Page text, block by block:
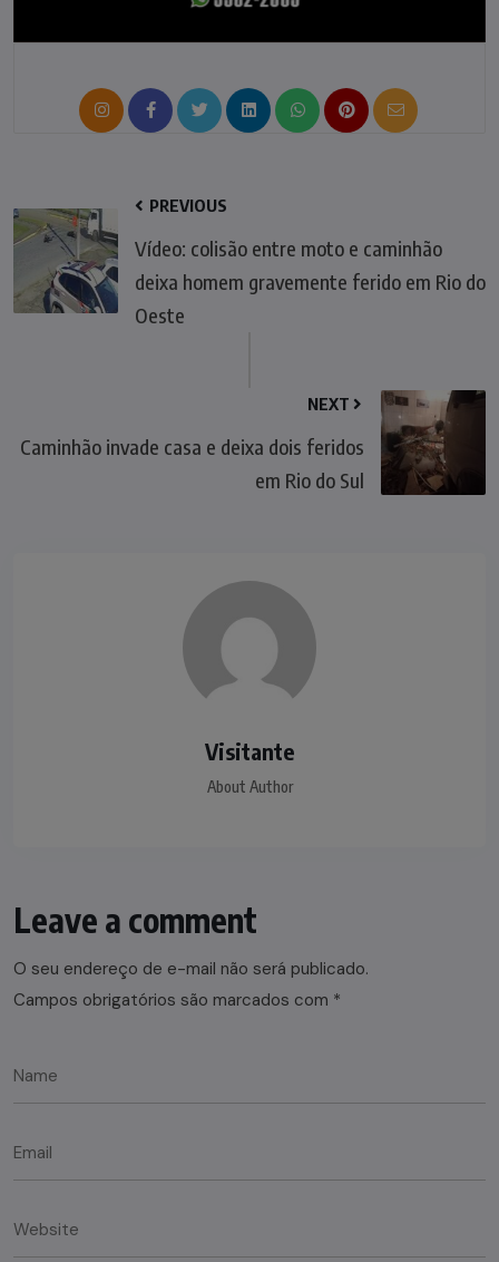
PREVIOUS
Vídeo: colisão entre moto e caminhão
deixa homem gravemente ferido em Rio do
Oeste
NEXT
Caminhão invade casa e deixa dois feridos
em Rio do Sul
Visitante
About Author
Leave a comment
O seu endereço de e-mail não será publicado.
Campos obrigatórios são marcados com *